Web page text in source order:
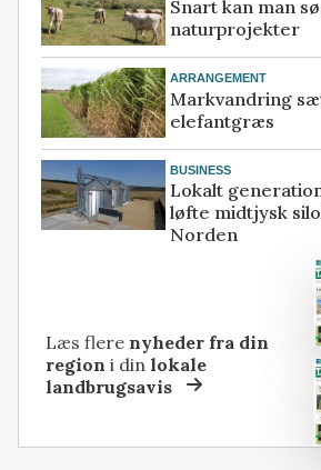
Snart kan man
naturprojekter
ARRANGEMENT
Markvandring
elefantgræs
BUSINESS
Lokalt
løfte midtjysk
Norden
Læs flere nyheder fra din
region i dinlokale
landbrugsavis